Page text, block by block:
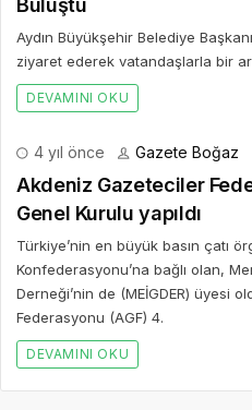
Buluştu
Aydın Büyükşehir Belediye
ziyaret ederek vatandaşlarla bir
DEVAMINI OKU
4 yıl önce Gazete Boğaz
Akdeniz Gazeteciler
Genel Kurulu yapıldı
Türkiye’nin en büyük basın çatı
Konfederasyonu’na bağlı olan,
Derneği’nin de (MEİGDER) üyesi
Federasyonu (AGF) 4.
DEVAMINI OKU